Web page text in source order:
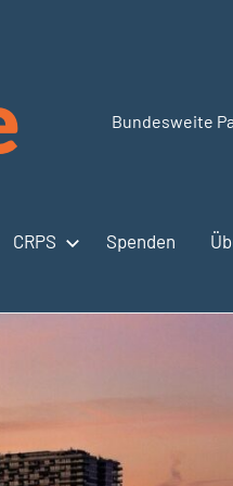
Bundesweite
CRPS Spenden